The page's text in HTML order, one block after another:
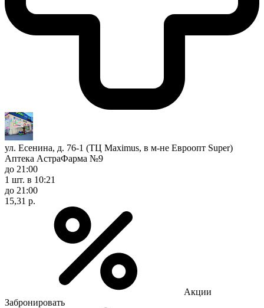
ул. Есенина, д. 76-1 (ТЦ Maximus, в м-не Евроопт Super)
Аптека АстраФарма №9
до 21:00
1 шт. в 10:21
до 21:00
15,31 р.
Акции
Забронировать